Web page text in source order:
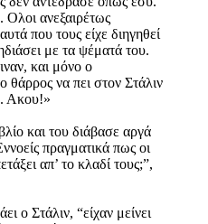
Ολοι ανεξαιρέτως
που τους είχε διηγηθεί
με τα ψέματά του.
και μόνο ο
να πει στον Στάλιν
Ακου!»
και του διάβασε αργά
πραγματικά πως οι
απ’ το κλαδί τους;”,
ο Στάλιν, “είχαν μείνει